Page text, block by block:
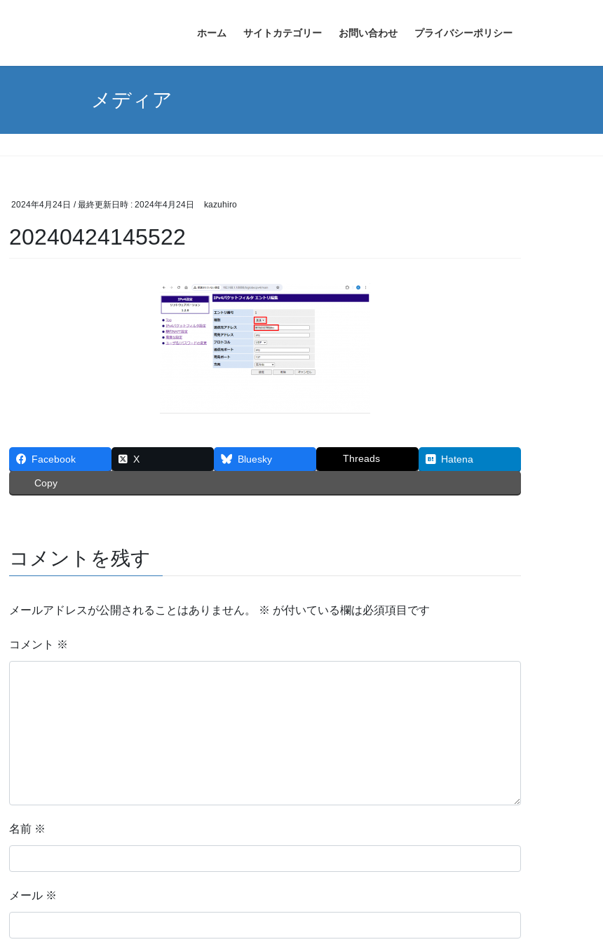
ホーム サイトカテゴリー お問い合わせ プライバシーポリシー
メディア
2024年4月24日 / 最終更新日時 : 2024年4月24日 kazuhiro
20240424145522
Facebook X Bluesky Threads Hatena
Copy
コメントを残す
メールアドレスが公開されることはありません。 ※ が付いている欄は必須項目です
コメント ※
名前 ※
メール ※